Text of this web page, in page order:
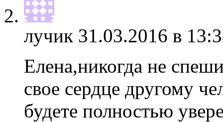
лучик 31.03.2016 в
Елена,никогда не
свое сердце другому
будете полностью